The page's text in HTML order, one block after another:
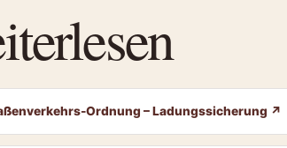
Ordnung – Ladungssicherung ↗